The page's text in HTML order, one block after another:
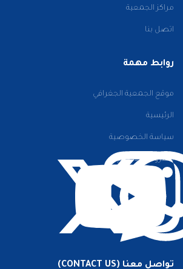
مراكز الجمعية
اتصل بنا
روابط مهمة
موقع الجمعية الجغرافي
الرئيسية
سياسة الخصوصية
الشروط والأحكام
تواصل معنا (CONTACT US)